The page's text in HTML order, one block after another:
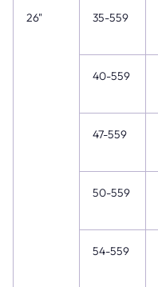
26" 35-559
40-559
47-559
50-559
54-559